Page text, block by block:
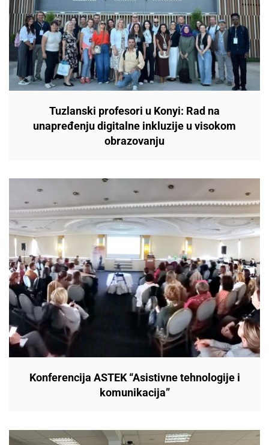
Tuzlanski profesori u Konyi: Rad na
unapređenju digitalne inkluzije u visokom
obrazovanju
Konferencija ASTEK “Asistivne tehnologije i
komunikacija”